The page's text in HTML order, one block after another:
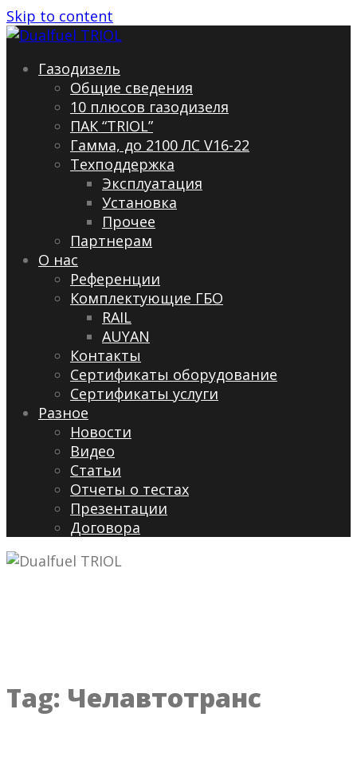
Skip to content
Газодизель
Общие сведения
10 плюсов газодизеля
ПАК “TRIOL”
Гамма, до 2100 ЛС V16-22
Техподдержка
Эксплуатация
Установка
Прочее
Партнерам
О нас
Референции
Комплектующие ГБО
RAIL
AUYAN
Контакты
Сертификаты оборудование
Сертификаты услуги
Разное
Новости
Видео
Cтатьи
Отчеты о тестах
Презентации
Договора
Tag: Челавтотранс